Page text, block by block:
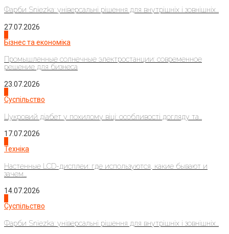
Фарби Sniezka: універсальні рішення для внутрішніх і зовнішніх...
27.07.2026
Бізнес та економіка
Промышленные солнечные электростанции: современное
решение для бизнеса
23.07.2026
Суспільство
Цукровий діабет у похилому віці: особливості догляду та...
17.07.2026
Техніка
Настенные LCD-дисплеи: где используются, какие бывают и
зачем...
14.07.2026
Суспільство
Фарби Sniezka: універсальні рішення для внутрішніх і зовнішніх...